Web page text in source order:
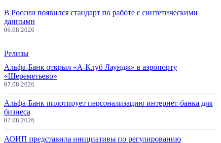
В России появился стандарт по работе с синтетическими
данными
06.08.2026
Релизы
Альфа-Банк открыл «А-Клуб Лаундж» в аэропорту
«Шереметьево»
07.08.2026
Альфа-Банк пилотирует персонализацию интернет-банка для
бизнеса
07.08.2026
АОИП представила инициативы по регулированию